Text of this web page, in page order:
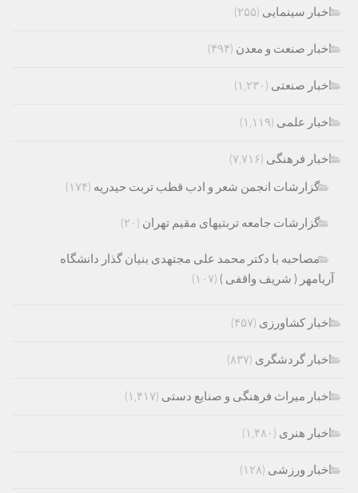
اخبار سینمایی (۲۵۵)
اخبار صنعت و معدن (۴۹۴)
اخبار صنعتی (۱,۲۳۰)
اخبار علمی (۱,۱۱۹)
اخبار فرهنگی (۷,۷۱۶)
گزارشات انجمن شعر و ادب قطب تربت حیدریه (۱۷۴)
گزارشات جامعه تربتیهای مقیم تهران (۲۰)
مصاحبه با دکتر محمد علی مجتهدی بنیان گذار دانشگاه
آریامهر ( شریف واقفی ) (۱۰۷)
اخبار کشاورزی (۴۵۷)
اخبار گردشگری (۸۳۷)
اخبار میراث فرهنگی و صنایع دستی (۱,۴۱۷)
اخبار هنری (۱,۴۸۰)
اخبار ورزشی (۱۲۸)